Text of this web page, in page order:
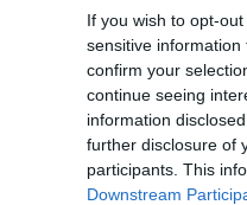
If you wish to opt-
sensitive
confirm your
continue seeing
information
further disclosure of
participants. This
Downstream
Gli
Storia, cultura
e Parco